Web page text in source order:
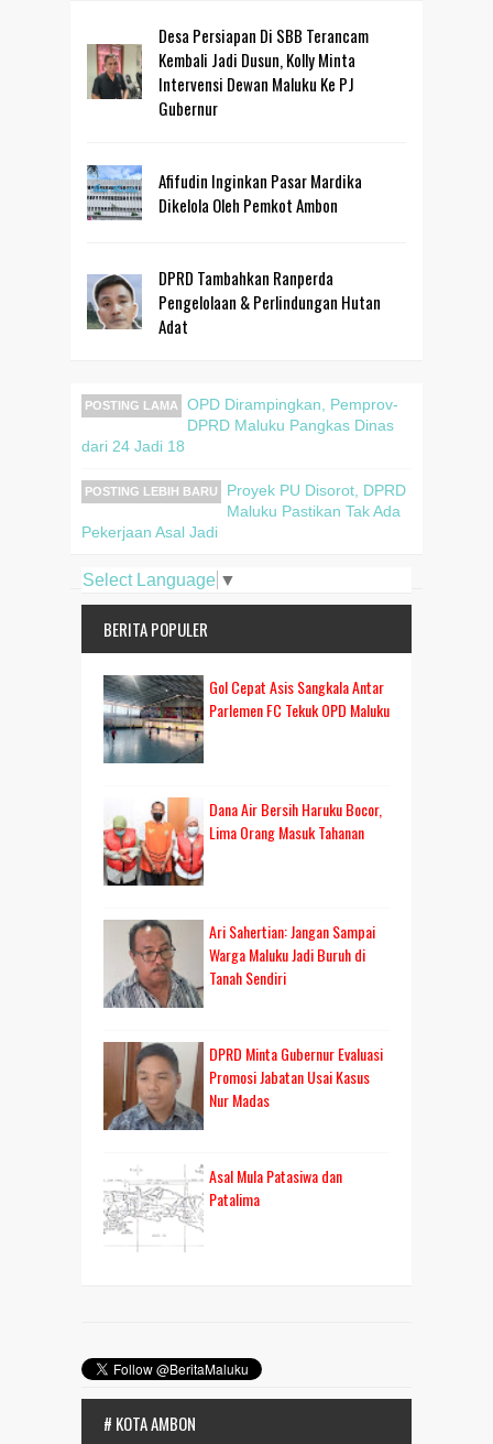
Desa Persiapan Di SBB Terancam
Kembali Jadi Dusun, Kolly Minta
Intervensi Dewan Maluku Ke PJ
Gubernur
Afifudin Inginkan Pasar Mardika
Dikelola Oleh Pemkot Ambon
DPRD Tambahkan Ranperda
Pengelolaan & Perlindungan Hutan
Adat
POSTING LAMA
OPD Dirampingkan, Pemprov-
DPRD Maluku Pangkas Dinas
dari 24 Jadi 18
POSTING LEBIH BARU
Proyek PU Disorot, DPRD
Maluku Pastikan Tak Ada
Pekerjaan Asal Jadi
Select Language ▼
BERITA POPULER
Gol Cepat Asis Sangkala Antar
Parlemen FC Tekuk OPD Maluku
Dana Air Bersih Haruku Bocor,
Lima Orang Masuk Tahanan
Ari Sahertian: Jangan Sampai
Warga Maluku Jadi Buruh di
Tanah Sendiri
DPRD Minta Gubernur Evaluasi
Promosi Jabatan Usai Kasus
Nur Madas
Asal Mula Patasiwa dan
Patalima
# KOTA AMBON